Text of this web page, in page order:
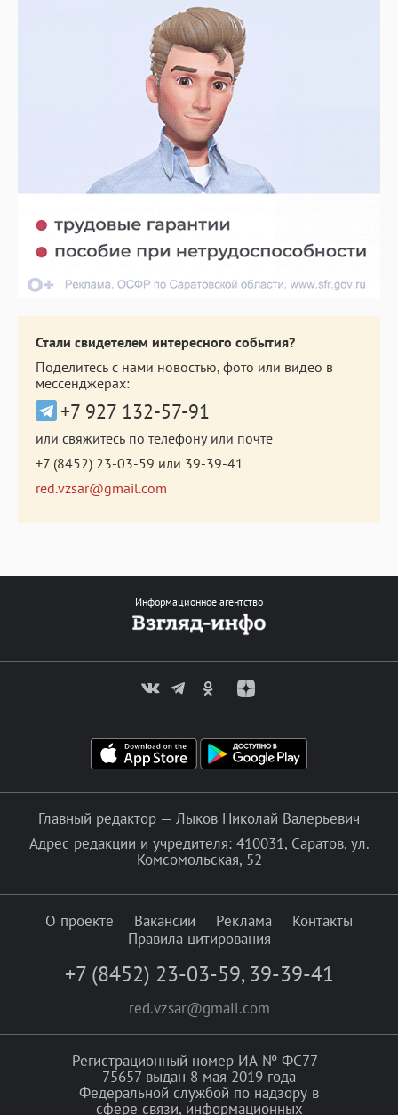
Стали свидетелем интересного события?
Поделитесь с нами новостью, фото или видео в
мессенджерах:
+7 927 132-57-91
или свяжитесь по телефону или почте
+7 (8452) 23-03-59 или 39-39-41
red.vzsar@gmail.com
Информационное агентство
Главный редактор — Лыков Николай Валерьевич
Адрес редакции и учредителя: 410031, Саратов, ул.
Комсомольская, 52
О проекте Вакансии Реклама
Контакты
Правила цитирования
+7 (8452) 23-03-59, 39-39-41
red.vzsar@gmail.com
Регистрационный номер ИА № ФС77–
75657 выдан 8 мая 2019 года
Федеральной службой по надзору в
сфере связи, информационных